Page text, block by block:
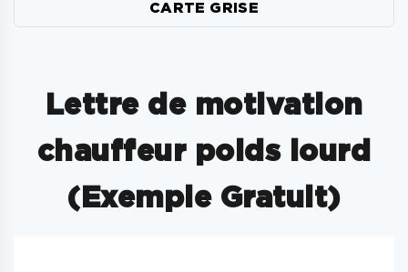
CARTE GRISE
Lettre de motivation
chauffeur poids lourd
(Exemple Gratuit)